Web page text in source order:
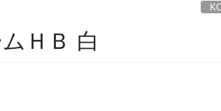
ＨＢ 白